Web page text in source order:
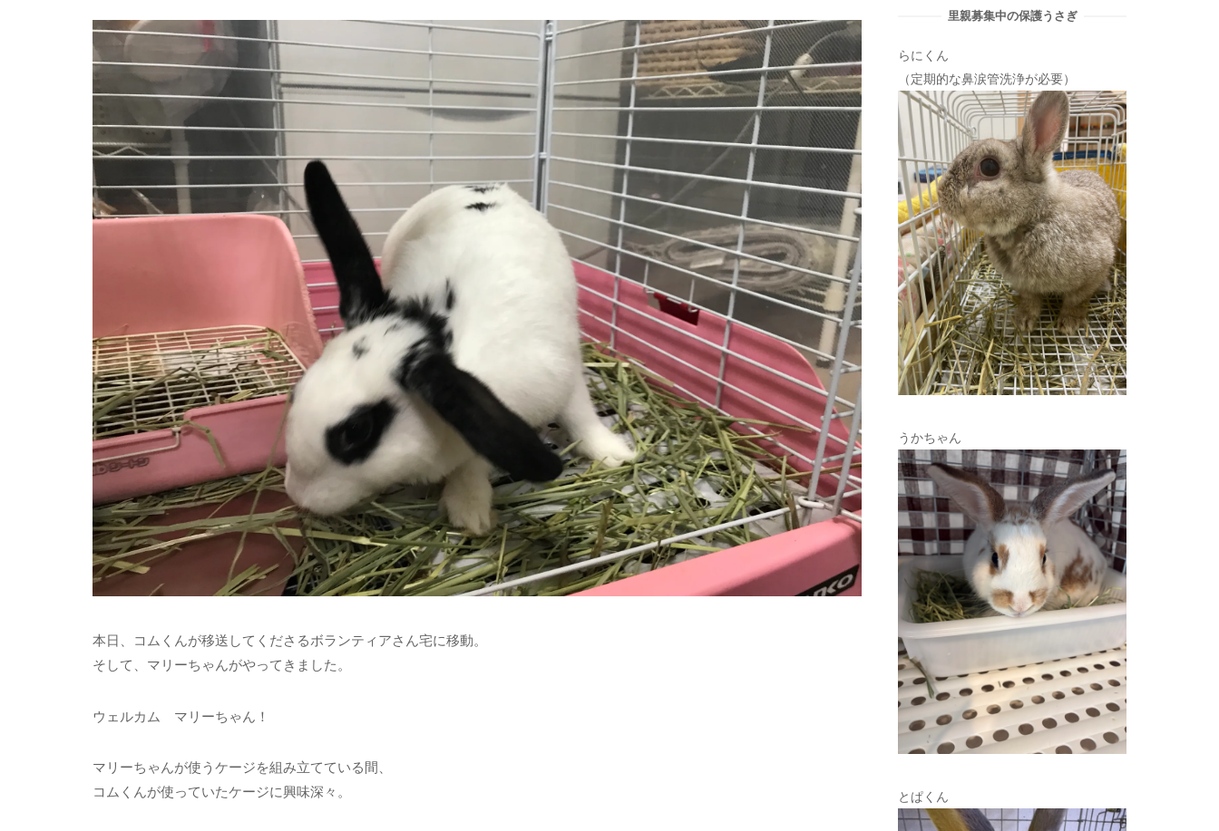
本日、コムくんが移送してくださるボランティアさん宅に移動。
そして、マリーちゃんがやってきました。
ウェルカム マリーちゃん！
マリーちゃんが使うケージを組み立てている間、
コムくんが使っていたケージに興味深々。
里親募集中の保護うさぎ
らにくん
（定期的な鼻涙管洗浄が必要）
うかちゃん
とぱくん